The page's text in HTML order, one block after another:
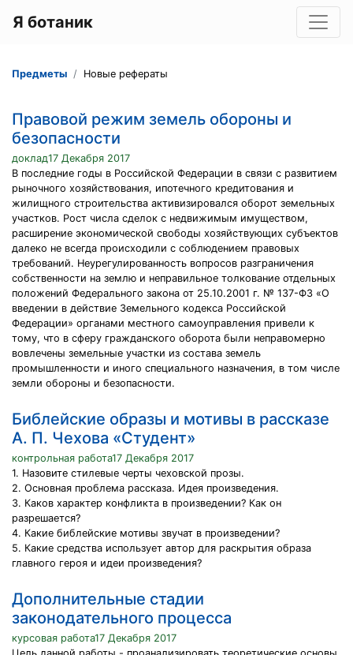
Я ботаник
Предметы Новые рефераты
Правовой режим земель обороны и
безопасности
доклад17 Декабря 2017
В последние годы в Российской Федерации в связи с развитием
рыночного хозяйствования, ипотечного кредитования и
жилищного строительства активизировался оборот земельных
участков. Рост числа сделок с недвижимым имуществом,
расширение экономической свободы хозяйствующих субъектов
далеко не всегда происходили с соблюдением правовых
требований. Неурегулированность вопросов разграничения
собственности на землю и неправильное толкование отдельных
положений Федерального закона от 25.10.2001 г. № 137-ФЗ «О
введении в действие Земельного кодекса Российской
Федерации» органами местного самоуправления привели к
тому, что в сферу гражданского оборота были неправомерно
вовлечены земельные участки из состава земель
промышленности и иного специального назначения, в том числе
земли обороны и безопасности.
Библейские образы и мотивы в рассказе
А. П. Чехова «Студент»
контрольная работа17 Декабря 2017
1. Назовите стилевые черты чеховской прозы.
2. Основная проблема рассказа. Идея произведения.
3. Каков характер конфликта в произведении? Как он
разрешается?
4. Какие библейские мотивы звучат в произведении?
5. Какие средства использует автор для раскрытия образа
главного героя и идеи произведения?
Дополнительные стадии
законодательного процесса
курсовая работа17 Декабря 2017